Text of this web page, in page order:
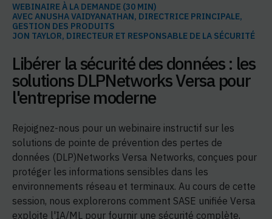
WEBINAIRE À LA DEMANDE (30 MIN)
AVEC ANUSHA VAIDYANATHAN, DIRECTRICE PRINCIPALE,
GESTION DES PRODUITS
JON TAYLOR, DIRECTEUR ET RESPONSABLE DE LA SÉCURITÉ
Libérer la sécurité des données : les
solutions DLPNetworks Versa pour
l'entreprise moderne
Rejoignez-nous pour un webinaire instructif sur les
solutions de pointe de prévention des pertes de
données (DLP)Networks Versa Networks, conçues pour
protéger les informations sensibles dans les
environnements réseau et terminaux. Au cours de cette
session, nous explorerons comment SASE unifiée Versa
exploite l'IA/ML pour fournir une sécurité complète,